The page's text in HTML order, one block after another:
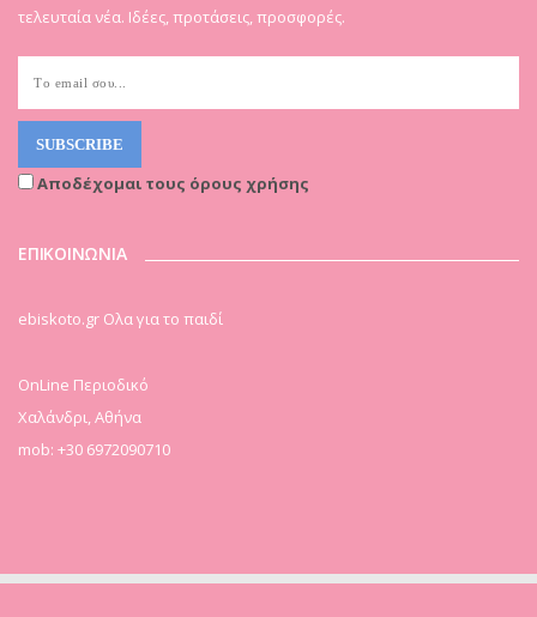
τελευταία νέα. Ιδέες, προτάσεις, προσφορές.
Αποδέχομαι τους όρους χρήσης
ΕΠΙΚΟΙΝΩΝΙΑ
ebiskoto.gr Ολα για το παιδί
OnLine Περιοδικό
Χαλάνδρι, Αθήνα
mob: +30 6972090710